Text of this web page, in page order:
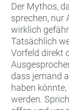
Der Mythos,
sprechen, nur
wirklich
Tatsächlich
Vorfeld direkt
dass jemand
haben
werden.